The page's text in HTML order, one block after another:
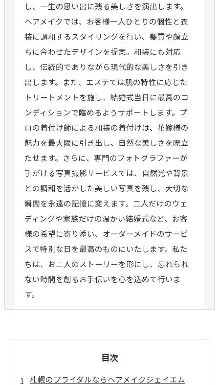
し、一生の思い出に残る美しさを演出します。
ヘアメイクでは、お客様一人ひとりの個性と衣
装に調和するスタイリングを行い、髪質や顔立
ちに合わせたデザインを提案。和装にも対応
し、伝統的でありながら現代的な美しさを引き
出します。また、エステでは肌の特性に応じた
トリートメントを施し、結婚式当日に最高のコ
ンディションで臨めるようサポートします。プ
ロの着付け師による和装の着付けは、花嫁様の
魅力を最大限に引き出し、自然な美しさを際立
たせます。さらに、専門のフォトグラファーが
手がける写真撮影サービスでは、自然光や背景
との調和を活かした美しい写真を残し、大切な
瞬間を永遠の記憶に変えます。二人だけのウェ
ディングや家族だけの温かい結婚式など、お客
様の希望に寄り添い、オーダーメイドのサービ
スで特別な日を最高のものにいたします。私た
ちは、お二人のストーリーを形にし、忘れられ
ない時間を創るお手伝いを心を込めて行いま
す。
目次
札幌のブライダルならヘアメイクジェイエム